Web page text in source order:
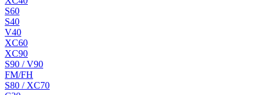
S60
S40
V40
XC60
XC90
S90 / V90
FM/FH
S80 / XC70